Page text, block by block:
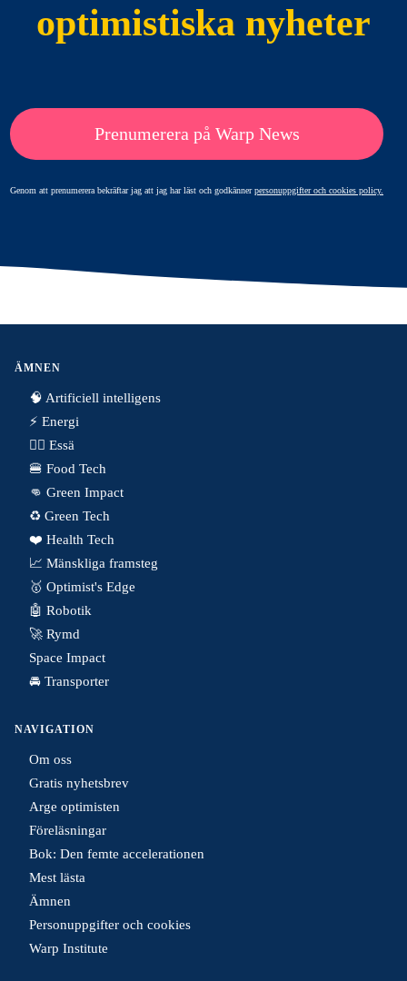
optimistiska nyheter
Prenumerera på Warp News
Genom att prenumerera bekräftar jag att jag har läst och godkännerpersonuppgifter och cookies policy.
ÄMNEN
🧠 Artificiell intelligens
⚡️ Energi
✍🏼 Essä
🍔 Food Tech
👊 Green Impact
♻️ Green Tech
❤️ Health Tech
📈 Mänskliga framsteg
🥇 Optimist's Edge
🤖 Robotik
🚀 Rymd
Space Impact
🚘 Transporter
NAVIGATION
Om oss
Gratis nyhetsbrev
Arge optimisten
Föreläsningar
Bok: Den femte accelerationen
Mest lästa
Ämnen
Personuppgifter och cookies
Warp Institute